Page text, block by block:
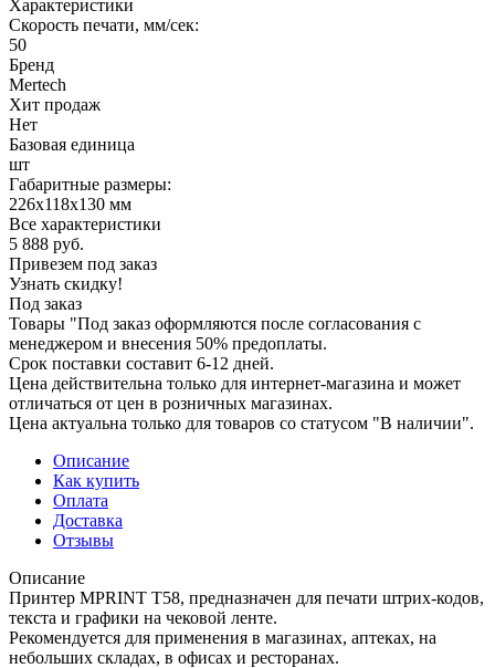
Характеристики
Скорость печати, мм/сек:
50
Бренд
Mertech
Хит продаж
Нет
Базовая единица
шт
Габаритные размеры:
226х118х130 мм
Все характеристики
5 888 руб.
Привезем под заказ
Узнать скидку!
Под заказ
Товары "Под заказ оформляются после согласования с
менеджером и внесения 50% предоплаты.
Срок поставки составит 6-12 дней.
Цена действительна только для интернет-магазина и может
отличаться от цен в розничных магазинах.
Цена актуальна только для товаров со статусом "В наличии".
Описание
Как купить
Оплата
Доставка
Отзывы
Описание
Принтер MPRINT T58, предназначен для печати штрих-кодов,
текста и графики на чековой ленте.
Рекомендуется для применения в магазинах, аптеках, на
небольших складах, в офисах и ресторанах.